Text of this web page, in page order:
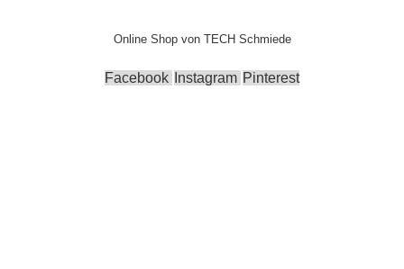
Online Shop von TECH Schmiede
Facebook Instagram Pinterest